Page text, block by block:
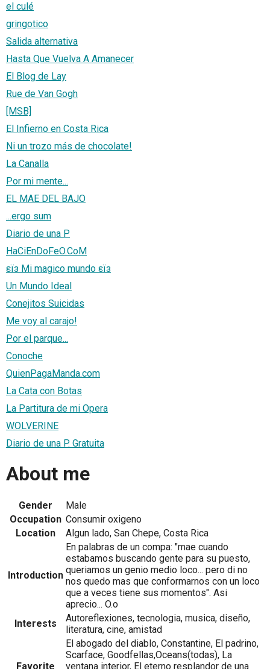
el culé
gringotico
Salida alternativa
Hasta Que Vuelva A Amanecer
El Blog de Lay
Rue de Van Gogh
[MSB]
El Infierno en Costa Rica
Ni un trozo más de chocolate!
La Canalla
Por mi mente...
EL MAE DEL BAJO
...ergo sum
Diario de una P
HaCiEnDoFeO.CoM
εïз Mi magico mundo εïз
Un Mundo Ideal
Conejitos Suicidas
Me voy al carajo!
Por el parque...
Conoche
QuienPagaManda.com
La Cata con Botas
La Partitura de mi Opera
WOLVERINE
Diario de una P. Gratuita
About me
Gender
Male
Occupation Consumir oxigeno
Location
Algun lado, San Chepe, Costa Rica
Introduction
En palabras de un compa: "mae cuando
estabamos buscando gente para su puesto,
queriamos un genio medio loco... pero di no
nos quedo mas que conformarnos con un loco
que a veces tiene sus momentos". Asi
aprecio... O.o
Interests
Autoreflexiones, tecnologia, musica, diseño,
literatura, cine, amistad
Favorite
El abogado del diablo, Constantine, El padrino,
Scarface, Goodfellas,Oceans(todas), La
ventana interior, El eterno resplandor de una